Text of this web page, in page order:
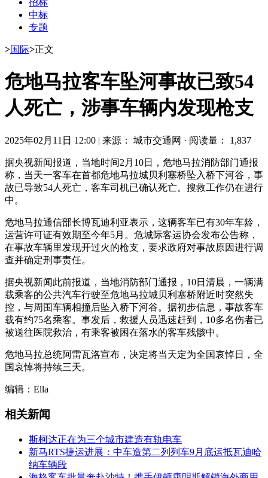
中标
专题
>国际>正文
危地马拉客车坠河事故已致54
人死亡，涉事车辆内发现枪支
2025年02月11日 12:00 | 来源： 城市交通网 · 阅读量： 1,837
据央视新闻报道，当地时间2月10日，危地马拉消防部门通报
称，当天一客车在首都危地马拉城贝利塞桥坠入桥下河谷，事
故已导致54人死亡，客车司机已确认死亡。搜救工作仍在进行
中。
危地马拉通信部长博瓦迪利亚表示，这辆客车已有30年车龄，
运营许可证有效期至今年5月。危城际客运协会发布公告称，
在事故车辆里发现开过火的枪支，要求政府对事故原因进行调
查并确定刑事责任。
据央视新闻此前报道，当地消防部门通报，10日清晨，一辆满
载乘客的公共汽车行驶至危地马拉城贝利塞桥附近时突然失
控，与周围车辆相撞后坠入桥下河谷。据初步信息，事故客车
载有约75名乘客。事发后，救援人员迅速赶到，10多名伤者已
被送往医院救治，有乘客被困在落水的客车残骸中。
危地马拉总统阿雷瓦洛宣布，决定将当天定为全国哀悼日，全
国哀悼将持续三天。
编辑：Ella
相关新闻
斯柯达正在为三个城市建造有轨电车
新马RTS捷运进展：中车造第二列列车9月底运抵瓦迪哈
纳车辆段